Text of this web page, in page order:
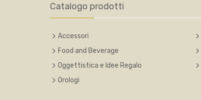
Catalogo prodotti
Accessori
Food and Beverage
Oggettistica e Idee Regalo
Orologi